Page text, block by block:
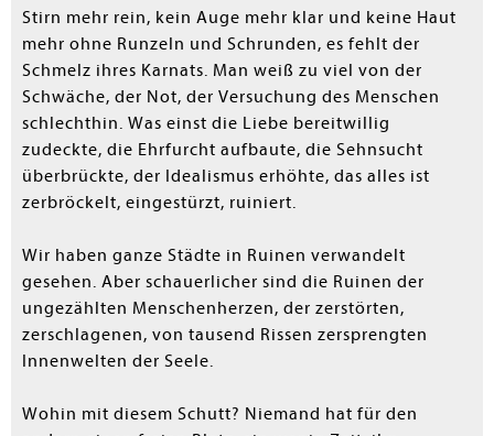
Stirn mehr rein, kein Auge mehr klar und keine Haut
mehr ohne Runzeln und Schrunden, es fehlt der
Schmelz ihres Karnats. Man weiß zu viel von der
Schwäche, der Not, der Versuchung des Menschen
schlechthin. Was einst die Liebe bereitwillig
zudeckte, die Ehrfurcht aufbaute, die Sehnsucht
überbrückte, der Idealismus erhöhte, das alles ist
zerbröckelt, eingestürzt, ruiniert.
Wir haben ganze Städte in Ruinen verwandelt
gesehen. Aber schauerlicher sind die Ruinen der
ungezählten Menschenherzen, der zerstörten,
zerschlagenen, von tausend Rissen zersprengten
Innenwelten der Seele.
Wohin mit diesem Schutt? Niemand hat für den